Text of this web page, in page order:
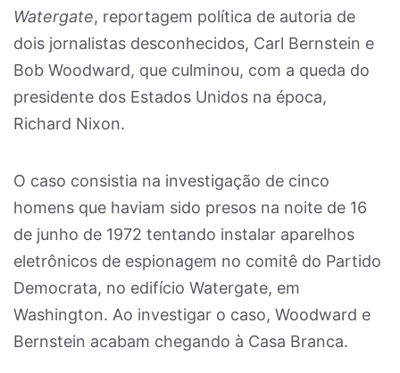
Watergate, reportagem política de autoria de
dois jornalistas desconhecidos, Carl Bernstein e
Bob Woodward, que culminou, com a queda do
presidente dos Estados Unidos na época,
Richard Nixon.
O caso consistia na investigação de cinco
homens que haviam sido presos na noite de 16
de junho de 1972 tentando instalar aparelhos
eletrônicos de espionagem no comitê do Partido
Democrata, no edifício Watergate, em
Washington. Ao investigar o caso, Woodward e
Bernstein acabam chegando à Casa Branca.